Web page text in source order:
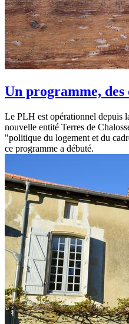
Un programme,
Le PLH est opérationnel depuis
nouvelle entité Terres de
"politique du logement et du
ce programme a débuté.